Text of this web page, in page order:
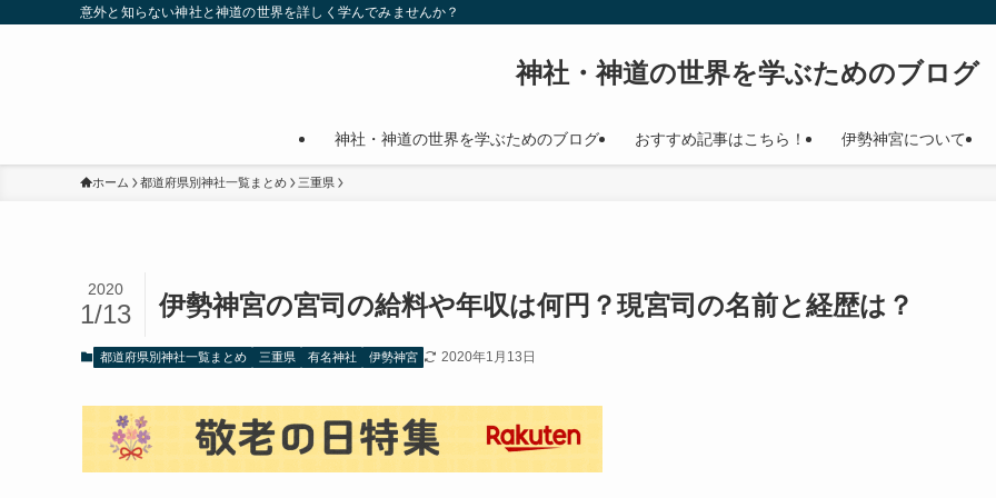
意外と知らない神社と神道の世界を詳しく学んでみませんか？
神社・神道の世界を学ぶためのブログ
神社・神道の世界を学ぶためのブログ おすすめ記事はこちら！ 伊勢神宮について
ホーム 都道府県別神社一覧まとめ 三重県
伊勢神宮の宮司の給料や年収は何円？現宮司の名前と経歴は？
2020
1/13
都道府県別神社一覧まとめ 三重県 有名神社 伊勢神宮 2020年1月13日